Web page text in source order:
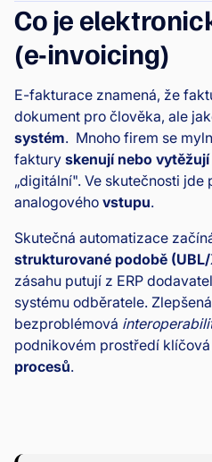
Co je
(e-invoicing)
E-fakturace znamená, že
dokument pro člověka, ale
systém. Mnoho firem se
faktury skenují nebo vytěžují
„digitální". Ve skutečnosti
analogového vstupu.
Skutečná automatizace
strukturované podobě
zásahu putují z ERP
systému odběratele.
bezproblémová
podnikovém prostředí
procesů.